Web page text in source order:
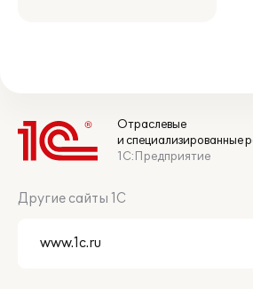
Отраслевые
и специализированные
1С:Предприятие
Другие сайты 1С